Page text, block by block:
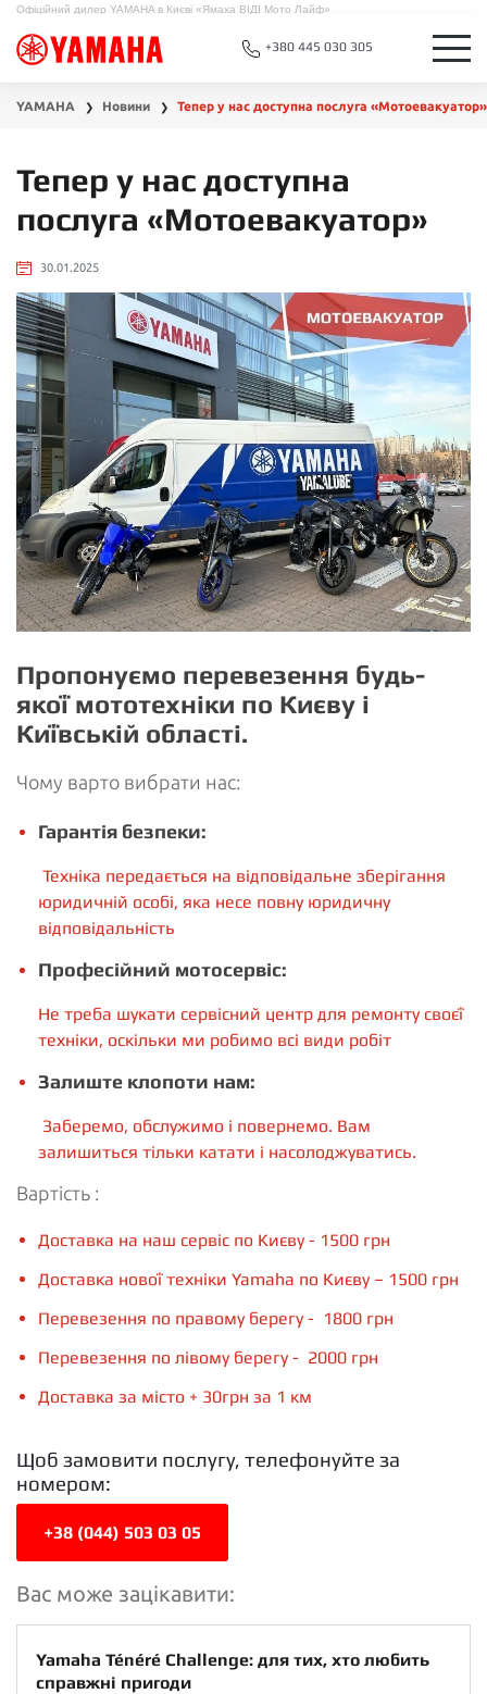
Офіційний дилер YAMAHA в Києві «Ямаха ВІДІ Мото Лайф»
+380 445 030 305
YAMAHA ❯ Новини ❯ Тепер у нас доступна послуга «Мотоевакуатор»
Тепер у нас доступна
послуга «Мотоевакуатор»
30.01.2025
Пропонуємо перевезення будь-
якої мототехніки по Києву і
Київській області.
Чому варто вибрати нас:
Гарантія безпеки:
Техніка передається на відповідальне зберігання
юридичній особі, яка несе повну юридичну
відповідальність
Професійний мотосервіс:
Не треба шукати сервісний центр для ремонту своєї
техніки, оскільки ми робимо всі види робіт
Залиште клопоти нам:
Заберемо, обслужимо і повернемо. Вам
залишиться тільки катати і насолоджуватись.
Вартість :
Доставка на наш сервіс по Києву - 1500 грн
Доставка нової техніки Yamaha по Києву – 1500 грн
Перевезення по правому берегу - 1800 грн
Перевезення по лівому берегу - 2000 грн
Доставка за місто + 30грн за 1 км
Щоб замовити послугу, телефонуйте за
номером:
+38 (044) 503 03 05
Вас може зацікавити:
Yamaha Ténéré Challenge: для тих, хто любить
справжні пригоди